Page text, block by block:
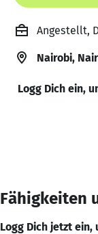
Angestellt,
Nairobi,
Logg Dich ein,
Fähigkeiten
Logg Dich jetzt ein,